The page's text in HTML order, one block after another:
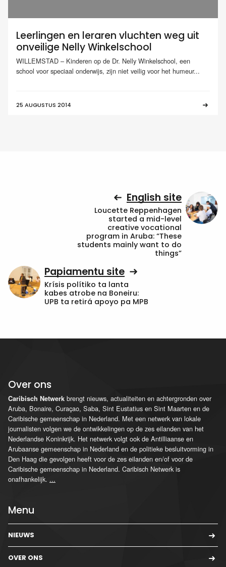
Leerlingen en leraren vluchten weg uit
onveilige Nelly Winkelschool
WILLEMSTAD – Kinderen op de Dr. Nelly Winkelschool, een
school voor speciaal onderwijs, zijn niet veilig voor het humeur...
25 AUGUSTUS 2014
English site
Loucette Reppenhagen
started a mid-level
creative vocational
program in Aruba: “These
students mainly want to do
things”
Papiamentu site
Krísis polítiko ta lanta
kabes atrobe na Boneiru:
UPB ta retirá apoyo pa MPB
Over ons
Caribisch Netwerk brengt nieuws, actualiteiten en achtergronden over
Aruba, Bonaire, Curaçao, Saba, Sint Eustatius en Sint Maarten en de
Caribische gemeenschap in Nederland. Met een netwerk van lokale
journalisten volgen we de ontwikkelingen op de zes eilanden van het
Nederlandse Koninkrijk. Het netwerk volgt ook de Antilliaanse en
Arubaanse gemeenschap in Nederland en de politieke besluitvorming in
Den Haag die gevolgen heeft voor de zes eilanden en/of voor de
Caribische gemeenschap in Nederland. Caribisch Netwerk is
onafhankelijk. ...
Menu
NIEUWS
OVER ONS